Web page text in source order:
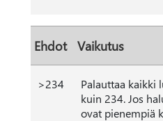
Ehdot Vaikutus
>234
Palauttaa kaikki
kuin 234. Jos
ovat pienempiä